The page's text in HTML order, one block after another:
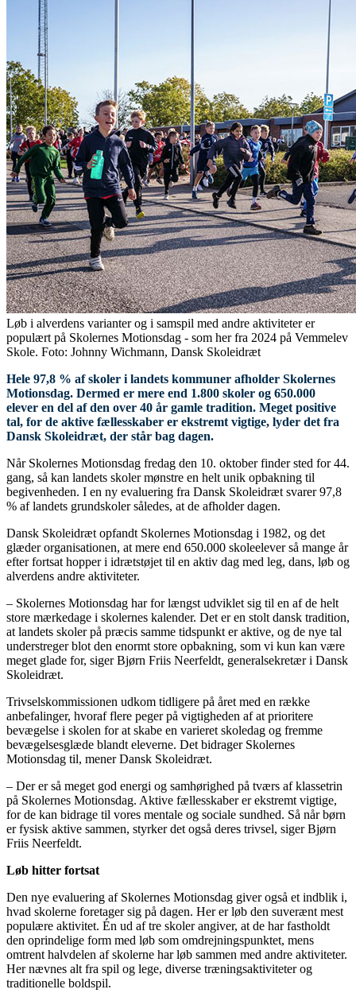
Løb i alverdens varianter og i samspil med andre aktiviteter er
populært på Skolernes Motionsdag - som her fra 2024 på Vemmelev
Skole. Foto: Johnny Wichmann, Dansk Skoleidræt
Hele 97,8 % af skoler i landets kommuner afholder Skolernes
Motionsdag. Dermed er mere end 1.800 skoler og 650.000
elever en del af den over 40 år gamle tradition. Meget positive
tal, for de aktive fællesskaber er ekstremt vigtige, lyder det fra
Dansk Skoleidræt, der står bag dagen.
Når Skolernes Motionsdag fredag den 10. oktober finder sted for 44.
gang, så kan landets skoler mønstre en helt unik opbakning til
begivenheden. I en ny evaluering fra Dansk Skoleidræt svarer 97,8
% af landets grundskoler således, at de afholder dagen.
Dansk Skoleidræt opfandt Skolernes Motionsdag i 1982, og det
glæder organisationen, at mere end 650.000 skoleelever så mange år
efter fortsat hopper i idrætstøjet til en aktiv dag med leg, dans, løb og
alverdens andre aktiviteter.
– Skolernes Motionsdag har for længst udviklet sig til en af de helt
store mærkedage i skolernes kalender. Det er en stolt dansk tradition,
at landets skoler på præcis samme tidspunkt er aktive, og de nye tal
understreger blot den enormt store opbakning, som vi kun kan være
meget glade for, siger Bjørn Friis Neerfeldt, generalsekretær i Dansk
Skoleidræt.
Trivselskommissionen udkom tidligere på året med en række
anbefalinger, hvoraf flere peger på vigtigheden af at prioritere
bevægelse i skolen for at skabe en varieret skoledag og fremme
bevægelsesglæde blandt eleverne. Det bidrager Skolernes
Motionsdag til, mener Dansk Skoleidræt.
– Der er så meget god energi og samhørighed på tværs af klassetrin
på Skolernes Motionsdag. Aktive fællesskaber er ekstremt vigtige,
for de kan bidrage til vores mentale og sociale sundhed. Så når børn
er fysisk aktive sammen, styrker det også deres trivsel, siger Bjørn
Friis Neerfeldt.
Løb hitter fortsat
Den nye evaluering af Skolernes Motionsdag giver også et indblik i,
hvad skolerne foretager sig på dagen. Her er løb den suverænt mest
populære aktivitet. Én ud af tre skoler angiver, at de har fastholdt
den oprindelige form med løb som omdrejningspunktet, mens
omtrent halvdelen af skolerne har løb sammen med andre aktiviteter.
Her nævnes alt fra spil og lege, diverse træningsaktiviteter og
traditionelle boldspil.